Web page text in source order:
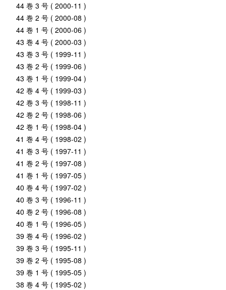
44 巻 3 号 ( 2000-11 )
44 巻 2 号 ( 2000-08 )
44 巻 1 号 ( 2000-06 )
43 巻 4 号 ( 2000-03 )
43 巻 3 号 ( 1999-11 )
43 巻 2 号 ( 1999-06 )
43 巻 1 号 ( 1999-04 )
42 巻 4 号 ( 1999-03 )
42 巻 3 号 ( 1998-11 )
42 巻 2 号 ( 1998-06 )
42 巻 1 号 ( 1998-04 )
41 巻 4 号 ( 1998-02 )
41 巻 3 号 ( 1997-11 )
41 巻 2 号 ( 1997-08 )
41 巻 1 号 ( 1997-05 )
40 巻 4 号 ( 1997-02 )
40 巻 3 号 ( 1996-11 )
40 巻 2 号 ( 1996-08 )
40 巻 1 号 ( 1996-05 )
39 巻 4 号 ( 1996-02 )
39 巻 3 号 ( 1995-11 )
39 巻 2 号 ( 1995-08 )
39 巻 1 号 ( 1995-05 )
38 巻 4 号 ( 1995-02 )